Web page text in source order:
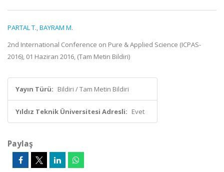
PARTAL T.,BAYRAM M.
2nd International Conference on Pure & Applied Science (ICPAS-
2016), 01 Haziran 2016, (Tam Metin Bildiri)
Yayın Türü: Bildiri / Tam Metin Bildiri
Yıldız Teknik Üniversitesi Adresli: Evet
Paylaş